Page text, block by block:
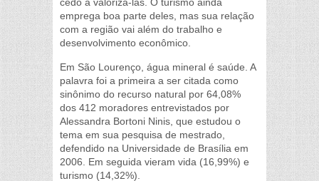
cedo a valorizá-las. O turismo ainda
emprega boa parte deles, mas sua relação
com a região vai além do trabalho e
desenvolvimento econômico.
Em São Lourenço, água mineral é saúde. A
palavra foi a primeira a ser citada como
sinônimo do recurso natural por 64,08%
dos 412 moradores entrevistados por
Alessandra Bortoni Ninis, que estudou o
tema em sua pesquisa de mestrado,
defendido na Universidade de Brasília em
2006. Em seguida vieram vida (16,99%) e
turismo (14,32%).